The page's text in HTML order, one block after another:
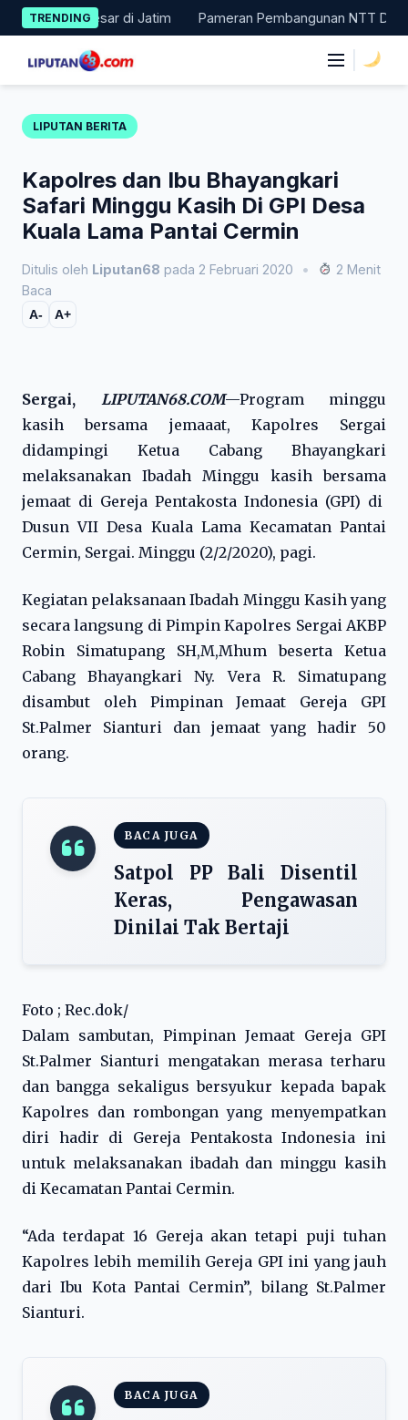
Skip
to
content
TRENDING
11 Besar di Jatim Pameran Pembangunan NTT Didorong
LIPUTAN BERITA
Kapolres dan Ibu Bhayangkari
Safari Minggu Kasih Di GPI Desa
Kuala Lama Pantai Cermin
Ditulis oleh Liputan68 pada 2 Februari 2020 •
2 Menit
Baca
A- A+
Sergai, LIPUTAN68.COM—Program minggu
kasih bersama jemaaat, Kapolres Sergai
didampingi Ketua Cabang Bhayangkari
melaksanakan Ibadah Minggu kasih bersama
jemaat di Gereja Pentakosta Indonesia (GPI) di
Dusun VII Desa Kuala Lama Kecamatan Pantai
Cermin, Sergai. Minggu (2/2/2020), pagi.
Kegiatan pelaksanaan Ibadah Minggu Kasih yang
secara langsung di Pimpin Kapolres Sergai AKBP
Robin Simatupang SH,M,Mhum beserta Ketua
Cabang Bhayangkari Ny. Vera R. Simatupang
disambut oleh Pimpinan Jemaat Gereja GPI
St.Palmer Sianturi dan jemaat yang hadir 50
orang.
BACA JUGA
Satpol PP Bali Disentil
Keras, Pengawasan
Dinilai Tak Bertaji
Foto ; Rec.dok/
Dalam sambutan, Pimpinan Jemaat Gereja GPI
St.Palmer Sianturi mengatakan merasa terharu
dan bangga sekaligus bersyukur kepada bapak
Kapolres dan rombongan yang menyempatkan
diri hadir di Gereja Pentakosta Indonesia ini
untuk melaksanakan ibadah dan minggu kasih
di Kecamatan Pantai Cermin.
“Ada terdapat 16 Gereja akan tetapi puji tuhan
Kapolres lebih memilih Gereja GPI ini yang jauh
dari Ibu Kota Pantai Cermin”, bilang St.Palmer
Sianturi.
BACA JUGA